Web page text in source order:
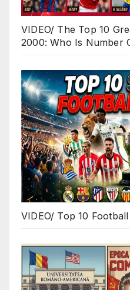
VIDEO/ The Top 10
2000: Who Is Number
VIDEO/ Top 10